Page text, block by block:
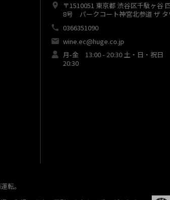
〒1510051 東京都 渋谷区千駄ヶ谷
8号 パークコート神宮北参道 ザ タ
0366351090
wine.ec@huge.co.jp
月-金 13:00 - 20:30 土・日・祝日
20:30
転。